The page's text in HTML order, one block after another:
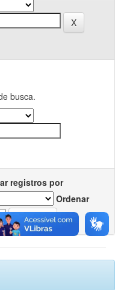
busca.
registros por
Ordenar